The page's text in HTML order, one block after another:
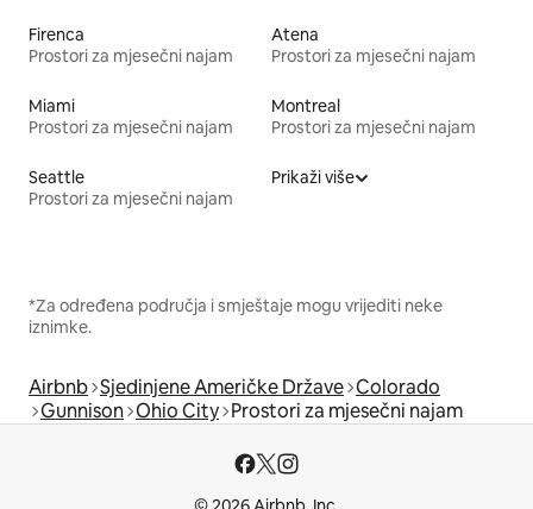
Firenca
Prostori za mjesečni najam
Atena
Prostori za mjesečni najam
Miami
Prostori za mjesečni najam
Montreal
Prostori za mjesečni najam
Seattle
Prostori za mjesečni najam
Prikaži više
*Za određena područja i smještaje mogu vrijediti neke
iznimke.
Airbnb Sjedinjene Američke Države Colorado
Gunnison Ohio City Prostori za mjesečni najam